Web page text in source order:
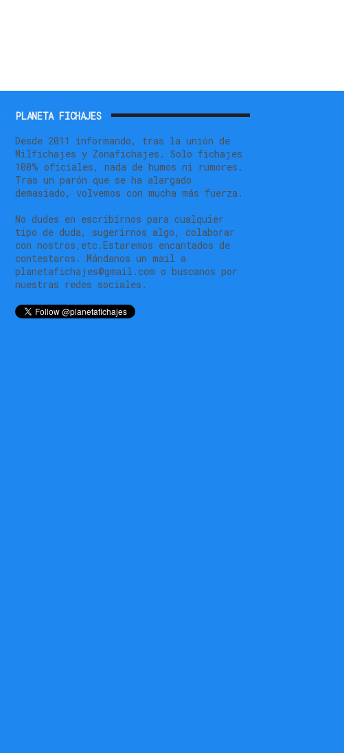
PLANETA FICHAJES
Desde 2011 informando, tras la unión de
Milfichajes y Zonafichajes. Solo fichajes
100% oficiales, nada de humos ni rumores.
Tras un parón que se ha alargado
demasiado, volvemos con mucha más fuerza.
No dudes en escribírnos para cualquier
tipo de duda, sugerirnos algo, colaborar
con nostros,etc.Estaremos encantados de
contestaros. Mándanos un mail a
planetafichajes@gmail.com o buscanos por
nuestras redes sociales.